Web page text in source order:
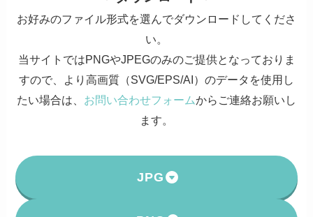
お好みのファイル形式を選んでダウンロードしてくださ
い。
当サイトではPNGやJPEGのみのご提供となっておりま
すので、より高画質（SVG/EPS/AI）のデータを使用し
たい場合は、 お問い合わせフォームからご連絡お願いし
ます。
JPG